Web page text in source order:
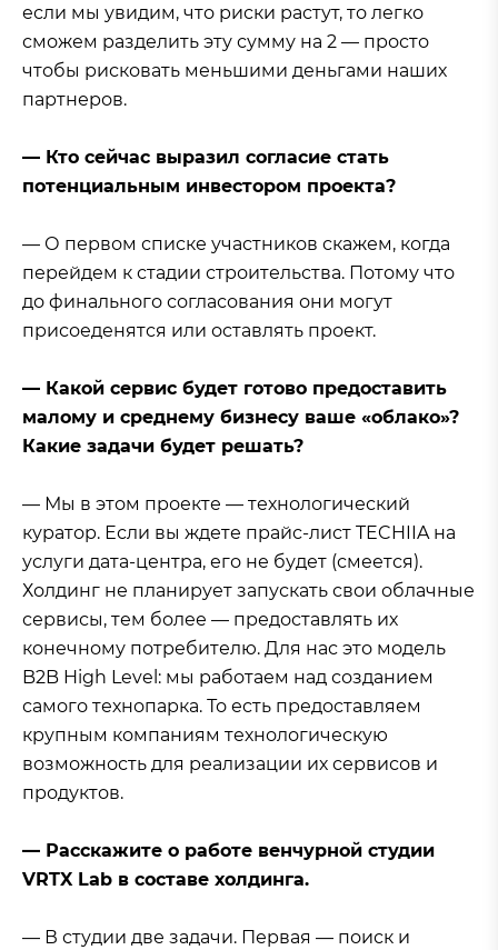
если мы увидим, что риски растут, то легко
сможем разделить эту сумму на 2 — просто
чтобы рисковать меньшими деньгами наших
партнеров.
— Кто сейчас выразил согласие стать
потенциальным инвестором проекта?
— О первом списке участников скажем, когда
перейдем к стадии строительства. Потому что
до финального согласования они могут
присоеденятся или оставлять проект.
— Какой сервис будет готово предоставить
малому и среднему бизнесу ваше «облако»?
Какие задачи будет решать?
— Мы в этом проекте — технологический
куратор. Если вы ждете прайс-лист TECHIIA на
услуги дата-центра, его не будет (смеется).
Холдинг не планирует запускать свои облачные
сервисы, тем более — предоставлять их
конечному потребителю. Для нас это модель
B2B High Level: мы работаем над созданием
самого технопарка. То есть предоставляем
крупным компаниям технологическую
возможность для реализации их сервисов и
продуктов.
— Расскажите о работе венчурной студии
VRTX Lab в составе холдинга.
— В студии две задачи. Первая — поиск и